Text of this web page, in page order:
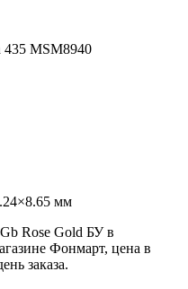
435 MSM8940
мм
Rose Gold БУ в
Фонмарт, цена в
заказа.